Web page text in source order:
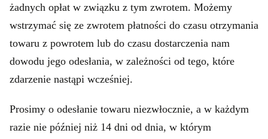
żadnych opłat w związku z tym zwrotem. Możemy
wstrzymać się ze zwrotem płatności do czasu otrzymania
towaru z powrotem lub do czasu dostarczenia nam
dowodu jego odesłania, w zależności od tego, które
zdarzenie nastąpi wcześniej.
Prosimy o odesłanie towaru niezwłocznie, a w każdym
razie nie później niż 14 dni od dnia, w którym